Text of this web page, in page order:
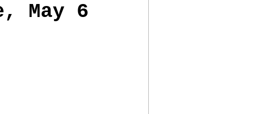
May 6